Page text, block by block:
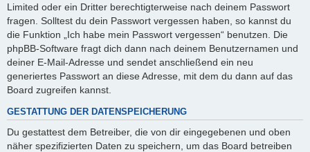
Limited oder ein Dritter berechtigterweise nach deinem Passwort
fragen. Solltest du dein Passwort vergessen haben, so kannst du
die Funktion „Ich habe mein Passwort vergessen“ benutzen. Die
phpBB-Software fragt dich dann nach deinem Benutzernamen und
deiner E-Mail-Adresse und sendet anschließend ein neu
generiertes Passwort an diese Adresse, mit dem du dann auf das
Board zugreifen kannst.
GESTATTUNG DER DATENSPEICHERUNG
Du gestattest dem Betreiber, die von dir eingegebenen und oben
näher spezifizierten Daten zu speichern, um das Board betreiben